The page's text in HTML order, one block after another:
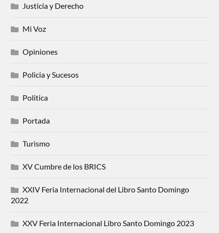
Justicia y Derecho
Mi Voz
Opiniones
Policia y Sucesos
Politica
Portada
Turismo
XV Cumbre de los BRICS
XXIV Feria Internacional del Libro Santo Domingo
2022
XXV Feria Internacional Libro Santo Domingo 2023